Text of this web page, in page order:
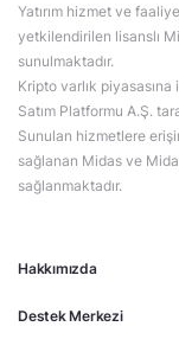
Hakkımızda
Destek Merkezi
Yatırım hizmet ve
yetkilendirilen lisanslı
sunulmaktadır.
Kripto varlık
Satım Platformu A.Ş.
Sunulan hizmetlere
sağlanan Midas ve
sağlanmaktadır.